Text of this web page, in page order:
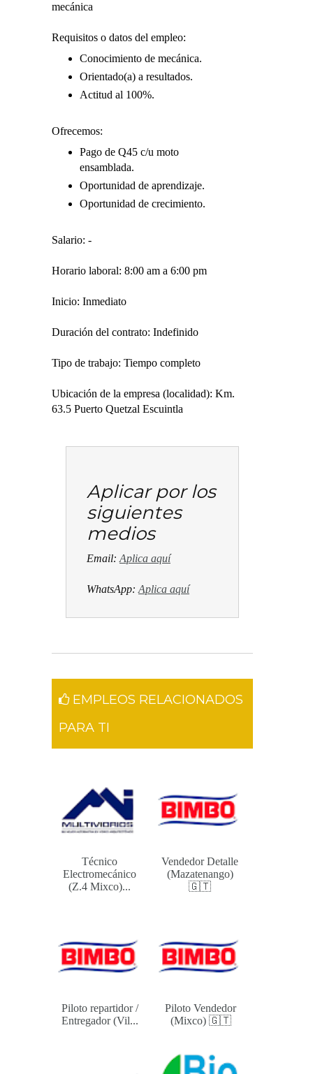
mecánica
Requisitos o datos del empleo:
Conocimiento de mecánica.
Orientado(a) a resultados.
Actitud al 100%.
Ofrecemos:
Pago de Q45 c/u moto
ensamblada.
Oportunidad de aprendizaje.
Oportunidad de crecimiento.
Salario: -
Horario laboral: 8:00 am a 6:00 pm
Inicio: Inmediato
Duración del contrato: Indefinido
Tipo de trabajo: Tiempo completo
Ubicación de la empresa (localidad): Km.
63.5 Puerto Quetzal Escuintla
Aplicar por los
siguientes
medios
Email: Aplica aquí
WhatsApp: Aplica aquí
EMPLEOS RELACIONADOS
PARA TI
Técnico
Electromecánico
(Z.4 Mixco)...
Vendedor Detalle
(Mazatenango)
🇬🇹
Piloto repartidor /
Entregador (Vil...
Piloto Vendedor
(Mixco) 🇬🇹